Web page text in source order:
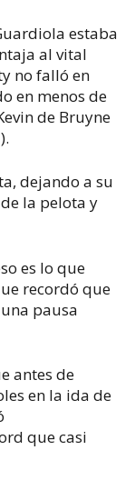
estaba
al vital
no falló en
en menos de
de Bruyne
dejando a su
la pelota y
es lo que
recordó que
pausa
antes de
en la ida de
que casi